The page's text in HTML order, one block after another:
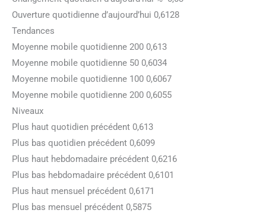
Ouverture quotidienne d’aujourd’hui 0,6128
Tendances
Moyenne mobile quotidienne 200 0,613
Moyenne mobile quotidienne 50 0,6034
Moyenne mobile quotidienne 100 0,6067
Moyenne mobile quotidienne 200 0,6055
Niveaux
Plus haut quotidien précédent 0,613
Plus bas quotidien précédent 0,6099
Plus haut hebdomadaire précédent 0,6216
Plus bas hebdomadaire précédent 0,6101
Plus haut mensuel précédent 0,6171
Plus bas mensuel précédent 0,5875